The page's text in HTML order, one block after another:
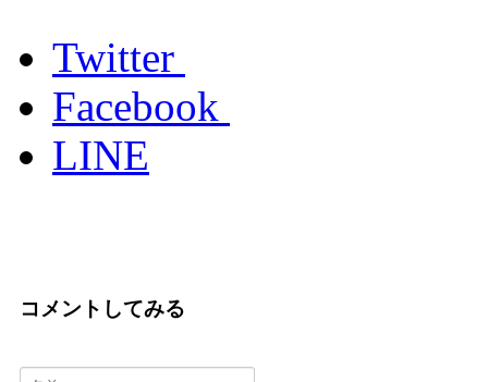
Twitter
Facebook
LINE
コメントしてみる